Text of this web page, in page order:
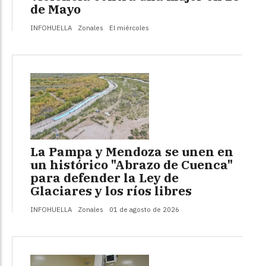
de Mayo
INFOHUELLA Zonales El miércoles
La Pampa y Mendoza se unen en
un histórico "Abrazo de Cuenca"
para defender la Ley de
Glaciares y los ríos libres
INFOHUELLA Zonales 01 de agosto de 2026